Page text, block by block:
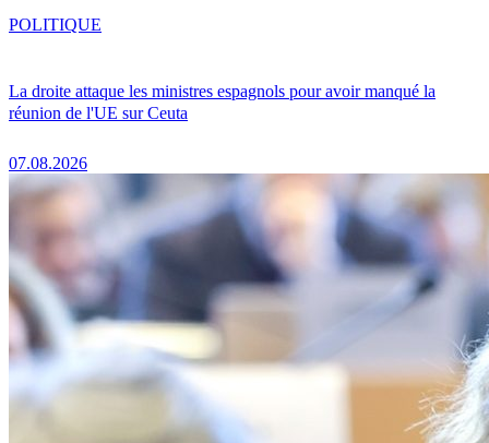
La droite attaque les ministres espagnols pour avoir manqué la
réunion de l'UE sur Ceuta
07.08.2026
POLITIQUE